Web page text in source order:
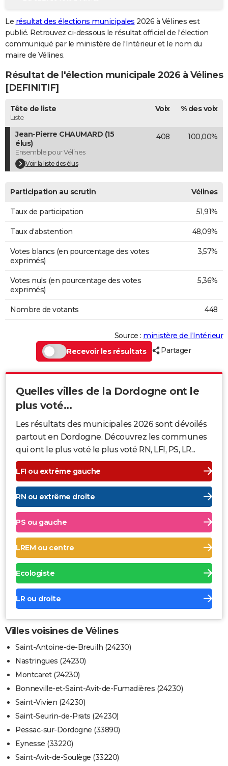
GUIDES D'ACHAT
BONS PLANS
CARTE DE VOEUX
Carte de Noël
Carte Bonne année
Carte Saint-Valentin
Carte Pâques
Carte d'anniversaire
DICTIONNAIRE
Dictionnaire
Biographies
Citations
Expressions
Proverbes
PROGRAMME TV
COPAINS D'AVANT
S'inscrire
Se connecter
Lycées
Collèges
Primaires
Universités
Entreprises
Service militaire
Avis de recherche
AVIS DE DÉCÈS
Bricolage
Lifestyle
Culture
Sport
Auto
Television
Voyage
Cinema
Le résultat des élections municipales 2026 à Vélines est
publié. Retrouvez ci-dessous le résultat officiel de l'élection
communiqué par le ministère de l'Intérieur et le nom du
maire de Vélines.
Résultat de l'élection municipale 2026 à Vélines
[DEFINITIF]
Tête de liste
Liste
Voix % des voix
Jean-Pierre CHAUMARD (15
élus)
Ensemble pour Vélines
Voir la liste des élus
408 100,00%
Participation au scrutin Vélines
Taux de participation 51,91%
Taux d'abstention 48,09%
Votes blancs (en pourcentage des votes
exprimés)
3,57%
Votes nuls (en pourcentage des votes
exprimés)
5,36%
Nombre de votants 448
Source : ministère de l’Intérieur
Recevoir les résultats
Partager
Quelles villes de la Dordogne ont le
plus voté...
Les résultats des municipales 2026 sont dévoilés
partout en Dordogne. Découvrez les communes
qui ont le plus voté le plus voté RN, LFI, PS, LR...
LFI ou extrême gauche
RN ou extrême droite
PS ou gauche
LREM ou centre
Ecologiste
LR ou droite
Villes voisines de Vélines
Saint-Antoine-de-Breuilh (24230)
Nastringues (24230)
Montcaret (24230)
Bonneville-et-Saint-Avit-de-Fumadières (24230)
Saint-Vivien (24230)
Saint-Seurin-de-Prats (24230)
Pessac-sur-Dordogne (33890)
Eynesse (33220)
Saint-Avit-de-Soulège (33220)